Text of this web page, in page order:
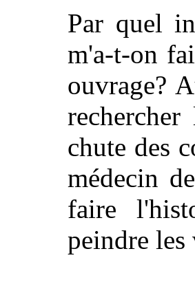
Par quel
m'a-t-on
ouvrage?
chute des
médecin
faire
peindre